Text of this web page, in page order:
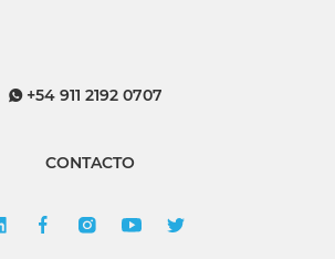
+54 911 2192 0707
CONTACTO